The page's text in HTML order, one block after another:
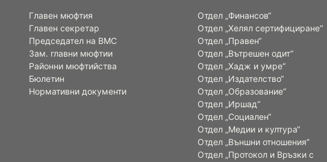
Главен мюфтия
Главен секретар
Председател на ВМС
Зам. главни мюфтии
Районни мюфтийства
Бюлетин
Нормативни документи
Отдел „Финансов“
Отдел „Хелял сертифициране“
Отдел „Правен“
Отдел „Вътрешен одит“
Отдел „Хадж и умре“
Отдел „Издателство“
Отдел „Образование“
Отдел „Иршад“
Отдел „Социален“
Отдел „Медии и култура“
Отдел „Външни отношения”
Oтдел „Протокол и Връзки с